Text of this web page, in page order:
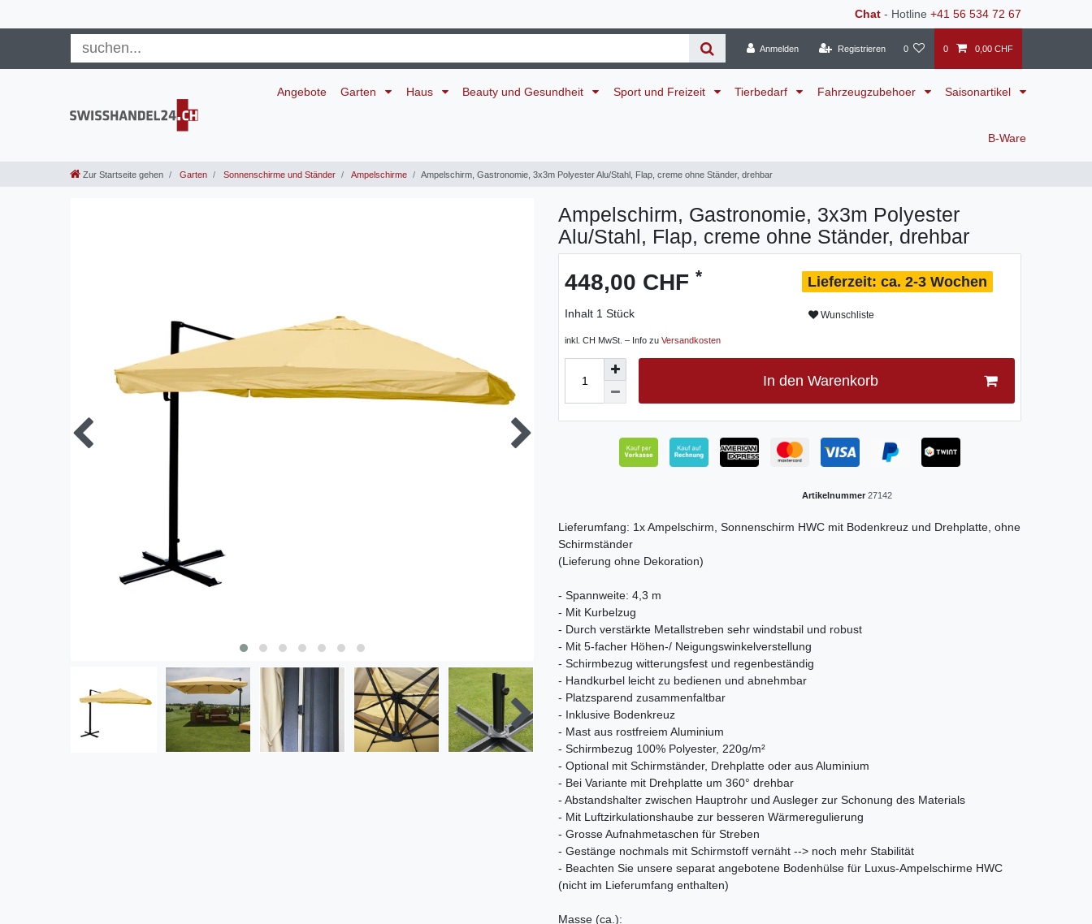
Chat - Hotline +41 56 534 72 67
Anmelden Registrieren 0 0 0,00 CHF
Angebote Garten Haus Beauty und Gesundheit Sport und Freizeit Tierbedarf Fahrzeugzubehoer Saisonartikel
B-Ware
Zur Startseite gehen Garten Sonnenschirme und Ständer Ampelschirme Ampelschirm, Gastronomie, 3x3m Polyester Alu/Stahl, Flap, creme ohne Ständer, drehbar
Ampelschirm, Gastronomie, 3x3m Polyester
Alu/Stahl, Flap, creme ohne Ständer, drehbar
448,00 CHF *
Inhalt 1 Stück
inkl. CH MwSt. – Info zu Versandkosten
ca. 2-3 Wochen
Wunschliste
In den Warenkorb
Artikelnummer 27142
Lieferumfang: 1x Ampelschirm, Sonnenschirm HWC mit Bodenkreuz und Drehplatte, ohne
Schirmständer
(Lieferung ohne Dekoration)
- Spannweite: 4,3 m
- Mit Kurbelzug
- Durch verstärkte Metallstreben sehr windstabil und robust
- Mit 5-facher Höhen-/ Neigungswinkelverstellung
- Schirmbezug witterungsfest und regenbeständig
- Handkurbel leicht zu bedienen und abnehmbar
- Platzsparend zusammenfaltbar
- Inklusive Bodenkreuz
- Mast aus rostfreiem Aluminium
- Schirmbezug 100% Polyester, 220g/m²
- Optional mit Schirmständer, Drehplatte oder aus Aluminium
- Bei Variante mit Drehplatte um 360° drehbar
- Abstandshalter zwischen Hauptrohr und Ausleger zur Schonung des Materials
- Mit Luftzirkulationshaube zur besseren Wärmeregulierung
- Grosse Aufnahmetaschen für Streben
- Gestänge nochmals mit Schirmstoff vernäht --> noch mehr Stabilität
- Beachten Sie unsere separat angebotene Bodenhülse für Luxus-Ampelschirme HWC
(nicht im Lieferumfang enthalten)
Masse (ca.):